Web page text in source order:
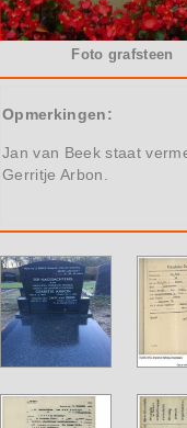
Foto grafsteen
Opmerkingen:
Jan van Beek staat
Gerritje Arbon.